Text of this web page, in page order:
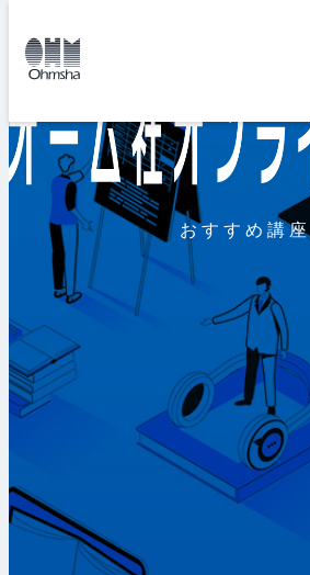
トップ
おすすめ講座